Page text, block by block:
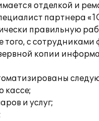
отделкой и
партнера
правильную
того, с
копии
кассе;
и услуг;